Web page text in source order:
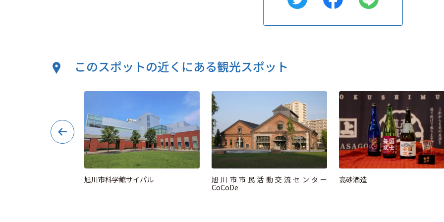
このスポットの近くにある観光スポット
旭川市科学館サイパル
旭川市市民活動交流センター
CoCoDe
高砂酒造